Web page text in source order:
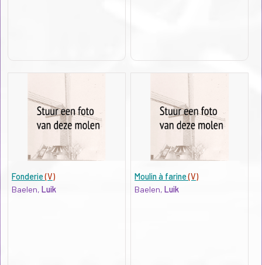
Fonderie(V)
Baelen, Luik
Moulin à farine(V)
Baelen,Luik